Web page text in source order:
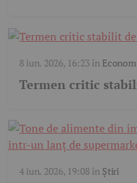
8 iun. 2026, 16:23în
Termen critic
4 iun. 2026, 19:08în Știri